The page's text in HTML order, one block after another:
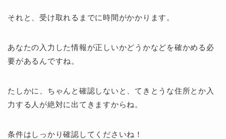
それと、受け取れるまでに時間がかかります。
あなたの入力した情報が正しいかどうかなどを確かめる必
要があるんですね。
たしかに、ちゃんと確認しないと、てきとうな住所とか入
力する人が絶対に出てきますからね。
条件はしっかり確認してくださいね！